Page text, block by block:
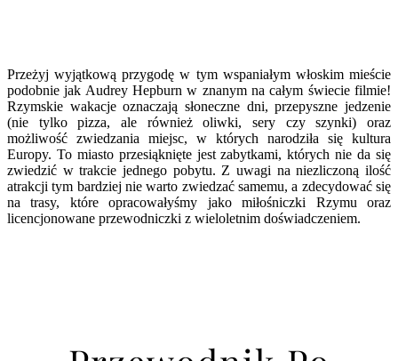
Przeżyj wyjątkową przygodę w tym wspaniałym włoskim mieście
podobnie jak Audrey Hepburn w znanym na całym świecie filmie!
Rzymskie wakacje oznaczają słoneczne dni, przepyszne jedzenie
(nie tylko pizza, ale również oliwki, sery czy szynki) oraz
możliwość zwiedzania miejsc, w których narodziła się kultura
Europy. To miasto przesiąknięte jest zabytkami, których nie da się
zwiedzić w trakcie jednego pobytu. Z uwagi na niezliczoną ilość
atrakcji tym bardziej nie warto zwiedzać samemu, a zdecydować się
na trasy, które opracowałyśmy jako miłośniczki Rzymu oraz
licencjonowane przewodniczki z wieloletnim doświadczeniem.